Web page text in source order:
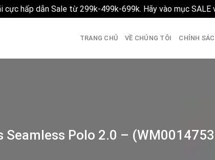
hấp dẫn Sale từ 299k-499k-699k. Hãy vào mục SALE
TRANG CHỦ VỀ CHÚNG TÔI CHÍNH
Seamless Polo 2.0 –